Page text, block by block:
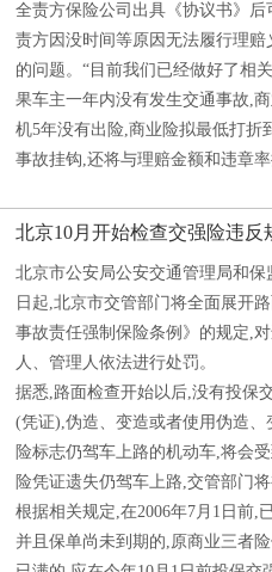
全责方保险公司出具《协议书》
责方因没时间等原因无法履行理
的问题。“目前我们已经做好了相
果车主一年内没有发生交通事故,
机5年没有出险,商业险拟最低打折
事故挂钩,还将与理赔金额和违章率
北京10月开始检查交强险违反
北京市公安局公安交通管理局和
日起,北京市交管部门将全面展开
事故责任强制保险条例》的规定,
人、管理人依法进行处罚。
据悉,路面检查开始以后,没有投保
(凭证),伪造、变造或者使用伪造
险标志仍驾车上路的机动车,将会
险凭证遗失仍驾车上路,交管部门
根据相关规定,在2006年7月1日前,
并且保单尚未到期的,原商业三者